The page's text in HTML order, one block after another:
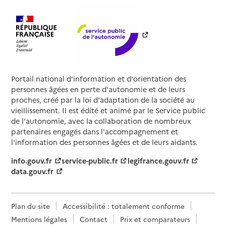
Portail national d'information et d'orientation des
personnes âgées en perte d'autonomie et de leurs
proches, créé par la loi d'adaptation de la société au
vieillissement. Il est édité et animé par le Service public
de l'autonomie, avec la collaboration de nombreux
partenaires engagés dans l'accompagnement et
l'information des personnes âgées et de leurs aidants.
info.gouv.fr
service-public.fr
legifrance.gouv.fr
data.gouv.fr
Plan du site
Accessibilité : totalement conforme
Mentions légales
Contact
Prix et comparateurs